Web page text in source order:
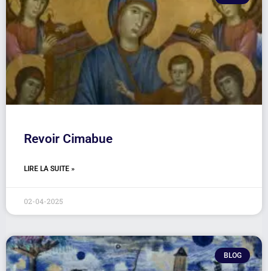
Revoir Cimabue
LIRE LA SUITE »
02-04-2025
BLOG